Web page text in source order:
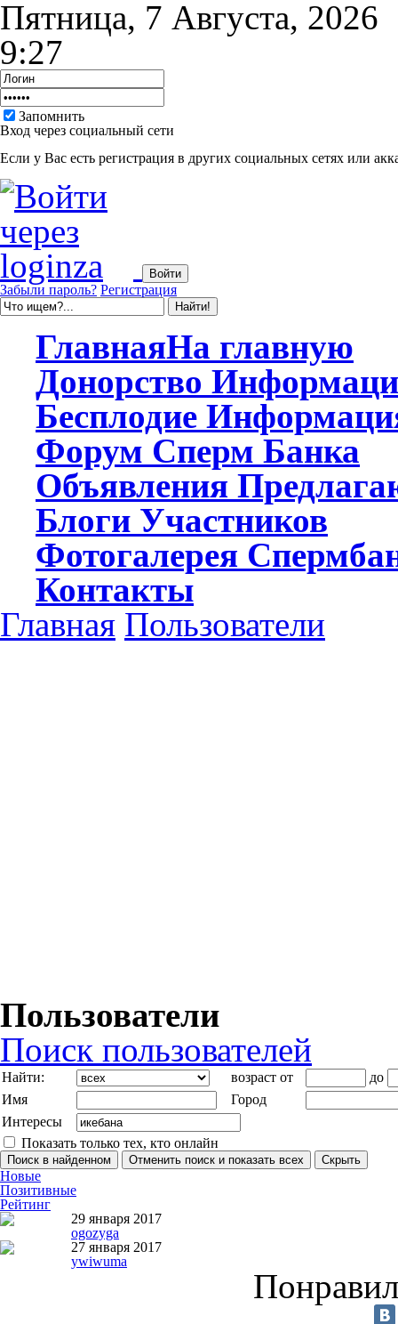
Пятница, 7 Августа, 2026
9:27
Запомнить
Вход через социальный сети
Если у Вас есть регистрация в других социальных сетях или
Забыли пароль? Регистрация
ГлавнаяНа главную
Донорство
Бесплодие
Форум Сперм Банка
Объявления
Блоги Участников
Фотогалерея
Контакты
Главная Пользователи
Пользователи
Поиск пользователей
Найти: возраст от
до
Имя
Город
Интересы
Показать только тех, кто онлайн
Новые
Позитивные
Рейтинг
29 января 2017
ogozyga
27 января 2017
ywiwuma